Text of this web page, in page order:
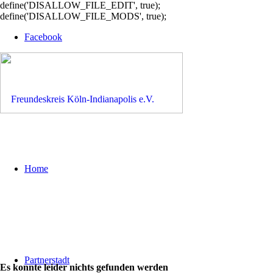
define('DISALLOW_FILE_EDIT', true);
define('DISALLOW_FILE_MODS', true);
Facebook
Home
Partnerstadt
Es konnte leider nichts gefunden werden